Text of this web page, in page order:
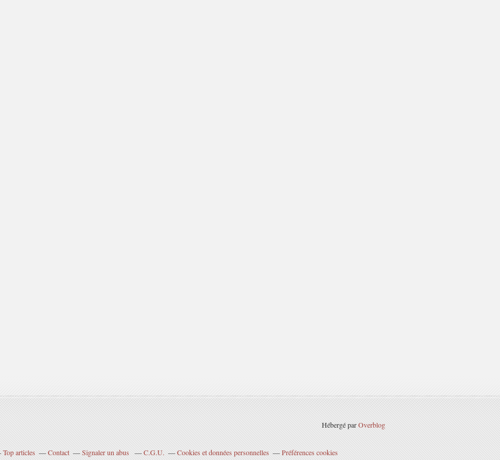
Hébergé parOverblog
Top articles Contact Signaler un abus C.G.U. Cookies et données personnelles Préférences cookies